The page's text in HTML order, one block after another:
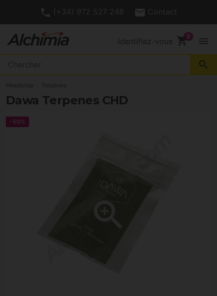
(+34) 972 527 248 Contact
Identifiez-vous shopping_cart menu
search
Headshop Terpènes
Dawa Terpenes CHD
-50%